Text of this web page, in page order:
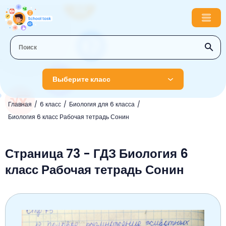
Выберите класс
Главная 6 класс
Биология для 6 класса
Биология 6 класс Рабочая тетрадь Сонин
1 класс
Русский язык
Литературное чтение
Окружающий мир
Математика
Математика
Английский язык
Информатика
Литературное чтение
3 класс
Музыка
Окружающий мир
Русский язык
4 класс
Английский язык
Русский язык
5 класс
ОБЖ
6 класс
Страница 73 - ГДЗ Биология 6
класс Рабочая тетрадь Сонин